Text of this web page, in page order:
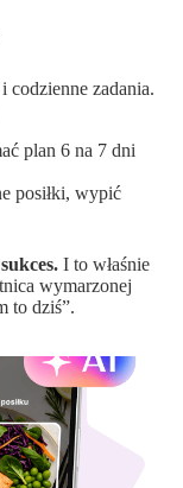
codzienne zadania.
plan 6 na 7 dni
posiłki, wypić
I to właśnie
wymarzonej
to dziś”.